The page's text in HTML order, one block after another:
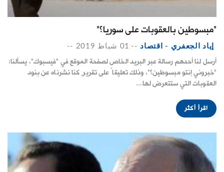
"مبسوطين بالعقوبات على سوريا؟"
إياد الجعفري - اقتصاد -- 01 شباط 2019 --
أرسل لنا أحدهم رسالة عبر البريد الخاص لصفحة الموقع في "فيسبوك"، يسألنا:
"خبروني إنتو مبسوطين؟"، وذلك تعليقاً على تقريرٍ كنا نشرناه عن بنود
العقوبات التي ستتعرض لها...
اقرأ أكثر